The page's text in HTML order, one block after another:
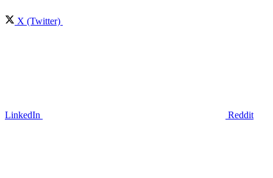
X (Twitter)
LinkedIn Reddit